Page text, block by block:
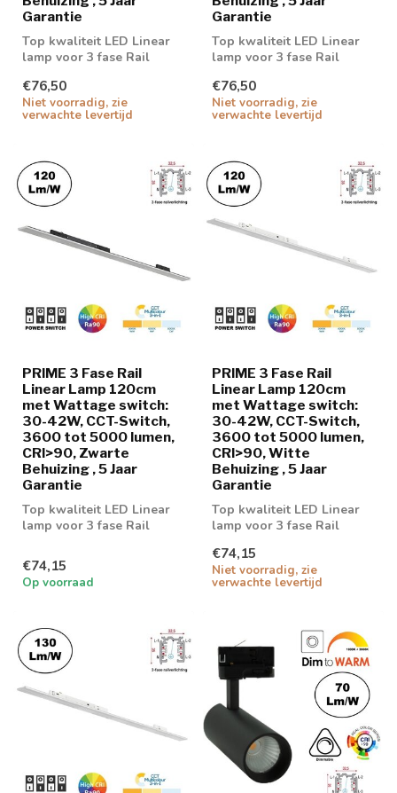
Garantie
Top kwaliteit LED Linear
lamp voor 3 fase Rail
€76,50
Niet voorradig, zie
verwachte levertijd
Garantie
Top kwaliteit LED Linear
lamp voor 3 fase Rail
€76,50
Niet voorradig, zie
verwachte levertijd
PRIME 3 Fase Rail
Linear Lamp 120cm
met Wattage switch:
30-42W, CCT-Switch,
3600 tot 5000 lumen,
CRI>90, Zwarte
Behuizing , 5 Jaar
Garantie
Top kwaliteit LED Linear
lamp voor 3 fase Rail
€74,15
Op voorraad
PRIME 3 Fase Rail
Linear Lamp 120cm
met Wattage switch:
30-42W, CCT-Switch,
3600 tot 5000 lumen,
CRI>90, Witte
Behuizing , 5 Jaar
Garantie
Top kwaliteit LED Linear
lamp voor 3 fase Rail
€74,15
Niet voorradig, zie
verwachte levertijd